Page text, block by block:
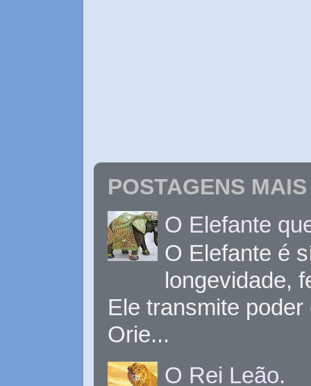
POSTAGENS
O Elefante
O Elefante é
longevidade,
Ele transmite
Orie...
O Rei Leão.